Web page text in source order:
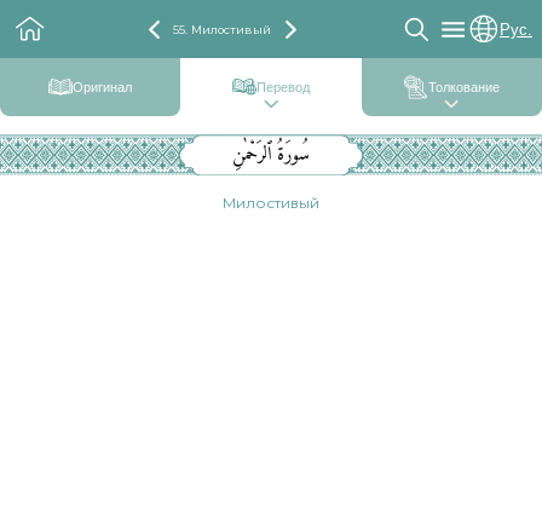
55. Милостивый Рус.
Оригинал Перевод Толкование
سُورَةُ ٱلرَحْمٰنِ
Милостивый